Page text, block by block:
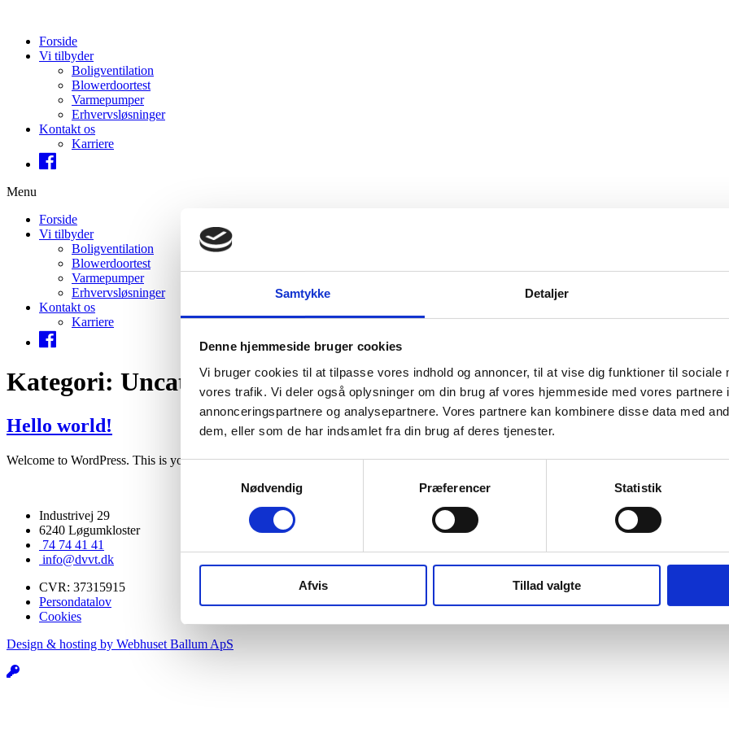
Samtykke Detaljer
Denne hjemmeside bruger cookies
Vi bruger cookies til at tilpasse vores indhold og annoncer, til at vise dig funktioner til sociale
vores trafik. Vi deler også oplysninger om din brug af vores hjemmeside med vores partnere
annonceringspartnere og analysepartnere. Vores partnere kan kombinere disse data med
dem, eller som de har indsamlet fra din brug af deres tjenester.
Samtykkevalg
Nødvendig
Præferencer Statistik
Afvis Tillad valgte
Forside
Vi tilbyder
Boligventilation
Blowerdoortest
Varmepumper
Erhvervsløsninger
Kontakt os
Karriere
Menu
Forside
Vi tilbyder
Boligventilation
Blowerdoortest
Varmepumper
Erhvervsløsninger
Kontakt os
Karriere
Kategori: Uncategorized
Hello world!
Welcome to WordPress. This is your first post. Edit or delete it, then start writing!
Industrivej 29
6240 Løgumkloster
74 74 41 41
info@dvvt.dk
CVR: 37315915
Persondatalov
Cookies
Design & hosting by Webhuset Ballum ApS